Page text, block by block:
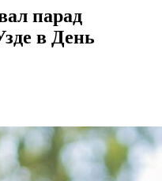
парад
в День